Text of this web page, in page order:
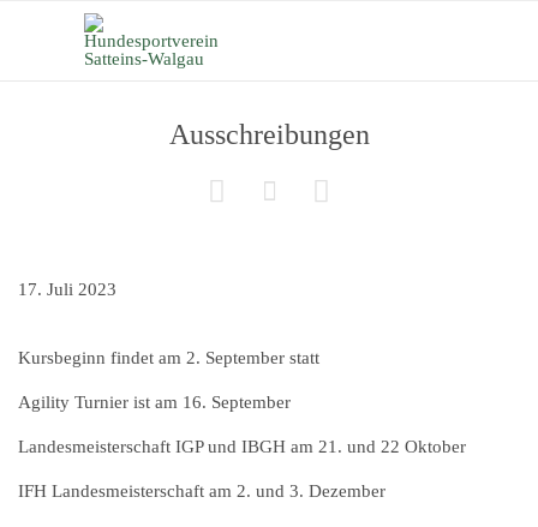
Ausschreibungen
  
17. Juli 2023
Kursbeginn findet am 2. September statt
Agility Turnier ist am 16. September
Landesmeisterschaft IGP und IBGH am 21. und 22 Oktober
IFH Landesmeisterschaft am 2. und 3. Dezember